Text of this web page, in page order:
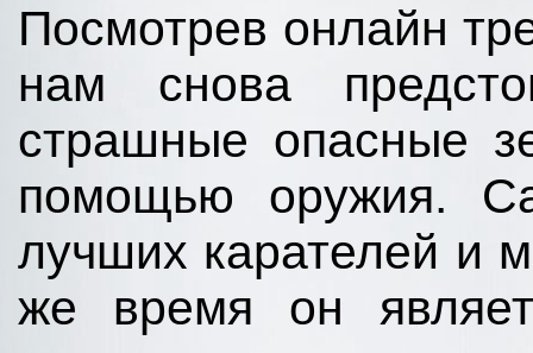
Посмотрев онлайн
нам снова
страшные опасные
помощью оружия.
лучших карателей и
же время он